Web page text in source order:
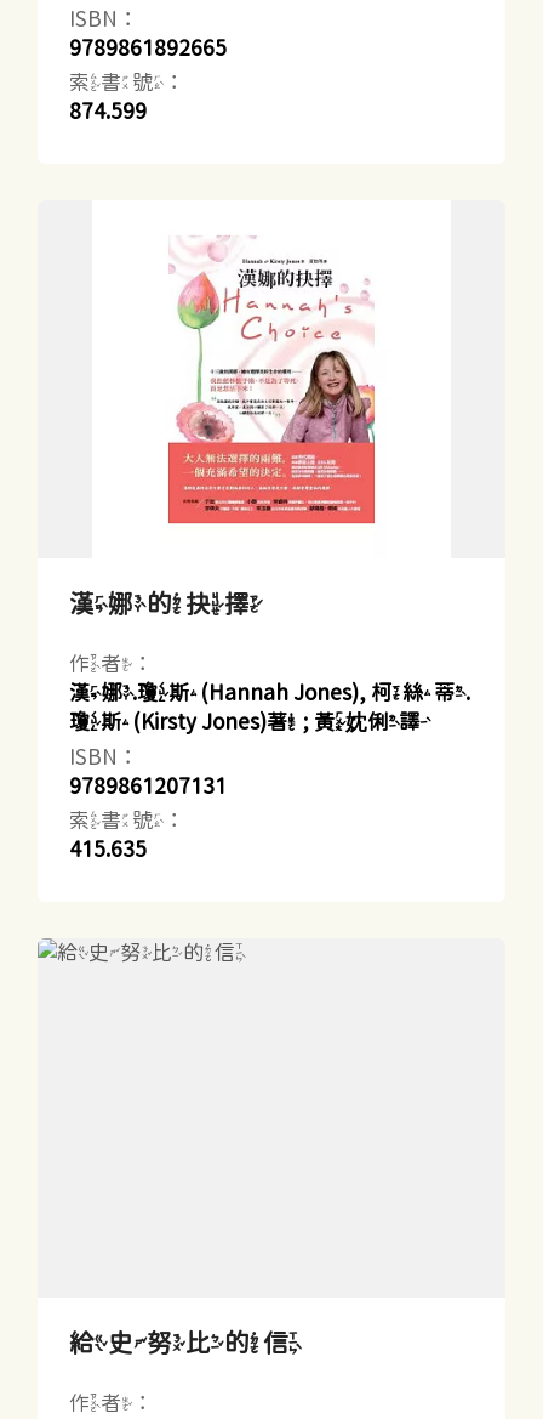
ISBN：
9789861892665
索書號：
874.599
漢娜的抉擇
作者：
漢娜.瓊斯(Hannah Jones), 柯絲蒂.
瓊斯(Kirsty Jones)著 ; 黃妉俐譯
ISBN：
9789861207131
索書號：
415.635
給史努比的信
作者：